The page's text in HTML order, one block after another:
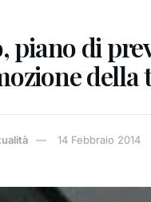
piano di
della
14 Febbraio 2014